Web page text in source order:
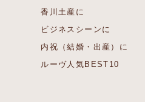
香川土産に
ビジネスシーンに
内祝（結婚・出産）に
ルーヴ人気BEST10